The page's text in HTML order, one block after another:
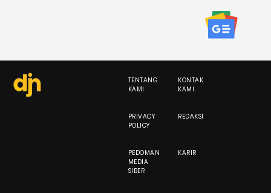
TENTANG
KAMI
KONTAK
KAMI
PRIVACY
POLICY
REDAKSI
PEDOMAN
MEDIA
SIBER
KARIR